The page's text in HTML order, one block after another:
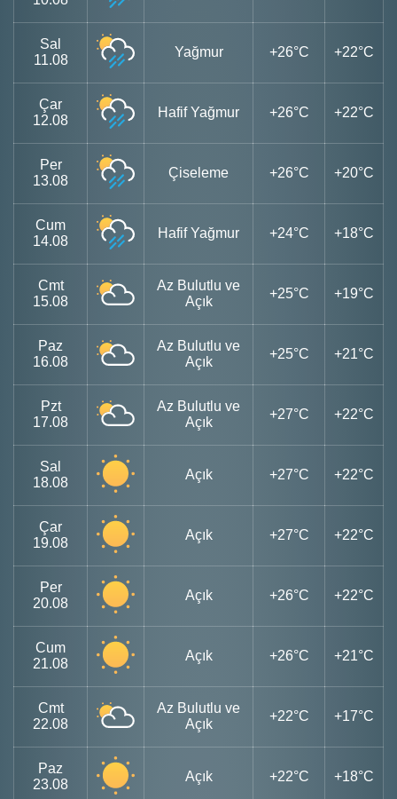
Sal
11.08
Yağmur +26°C +22°C
Çar
12.08
Hafif Yağmur +26°C +22°C
Per
13.08
Çiseleme +26°C +20°C
Cum
14.08
Hafif Yağmur +24°C +18°C
Cmt
15.08
Az Bulutlu ve
Açık
+25°C +19°C
Paz
16.08
Az Bulutlu ve
Açık
+25°C +21°C
Pzt
17.08
Az Bulutlu ve
Açık
+27°C +22°C
Sal
18.08
Açık +27°C +22°C
Çar
19.08
Açık +27°C +22°C
Per
20.08
Açık +26°C +22°C
Cum
21.08
Açık +26°C +21°C
Cmt
22.08
Az Bulutlu ve
Açık
+22°C +17°C
Paz
23.08
Açık +22°C +18°C